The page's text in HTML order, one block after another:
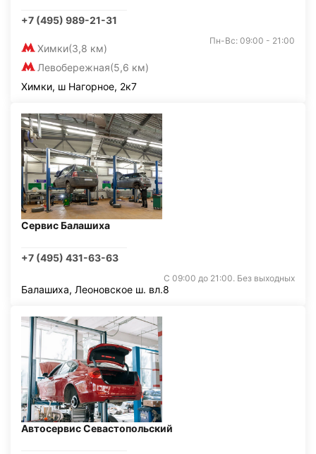
+7 (495) 989-21-31
Химки(3,8 км)
Левобережная(5,6 км)
Пн-Вс: 09:00 - 21:00
Химки, ш Нагорное, 2к7
Сервис Балашиха
+7 (495) 431-63-63
С 09:00 до 21:00. Без выходных
Балашиха, Леоновское ш. вл.8
Автосервис Севастопольский